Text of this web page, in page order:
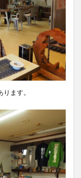
ます。